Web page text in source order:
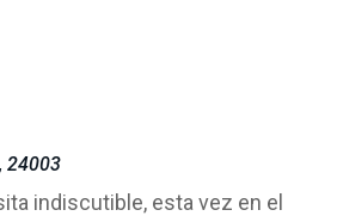
24003
indiscutible, esta vez en el